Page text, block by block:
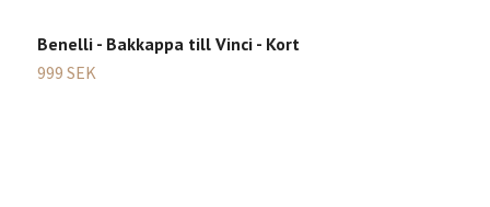
Benelli - Bakkappa till Vinci - Kort
999 SEK